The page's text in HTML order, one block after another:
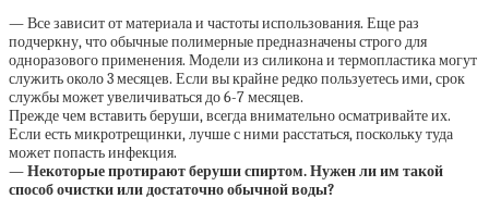
— Все зависит от материала и частоты использования. Еще раз
подчеркну, что обычные полимерные предназначены строго для
одноразового применения. Модели из силикона и термопластика могут
служить около 3 месяцев. Если вы крайне редко пользуетесь ими, срок
службы может увеличиваться до 6-7 месяцев.
Прежде чем вставить беруши, всегда внимательно осматривайте их.
Если есть микротрещинки, лучше с ними расстаться, поскольку туда
может попасть инфекция.
— Некоторые протирают беруши спиртом. Нужен ли им такой
способ очистки или достаточно обычной воды?